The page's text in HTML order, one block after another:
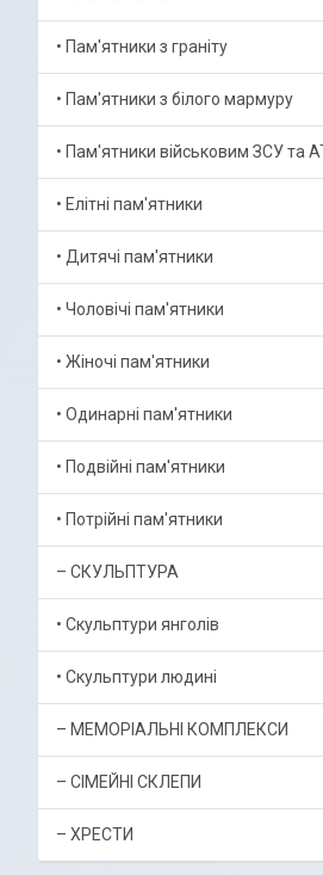
• Пам'ятники з граніту
• Пам'ятники з білого мармуру
• Пам'ятники військовим ЗСУ та
• Елітні пам'ятники
• Дитячі пам'ятники
• Чоловічі пам'ятники
• Жіночі пам'ятники
• Одинарні пам'ятники
• Подвійні пам'ятники
• Потрійні пам'ятники
– СКУЛЬПТУРА
• Скульптури янголів
• Скульптури людині
– МЕМОРІАЛЬНІ КОМПЛЕКСИ
– СІМЕЙНІ СКЛЕПИ
– ХРЕСТИ